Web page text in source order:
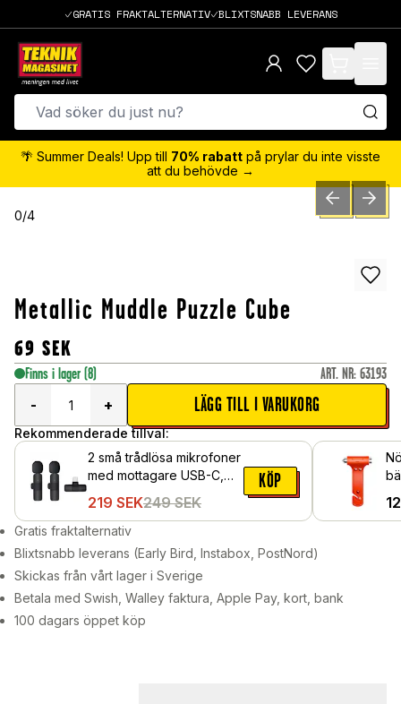
GRATIS FRAKTALTERNATIV BLIXTSNABB LEVERANS
items in cart,
🌴 Summer Deals! Upp till 70% rabatt på prylar du inte visste
att du behövde →
0/4 PREVIOUSNEXT
Metallic Muddle Puzzle Cube
69 SEK
Finns i lager (8) ART. NR: 63193
-
+ LÄGG TILL I VARUKORG
Rekommenderade tillval:
2 små trådlösa mikrofoner
med mottagare USB-C,
219 SEK249 SEK
KÖP
Gratis fraktalternativ
Blixtsnabb leverans (Early Bird, Instabox, PostNord)
Skickas från vårt lager i Sverige
Betala med Swish, Walley faktura, Apple Pay, kort, bank
100 dagars öppet köp